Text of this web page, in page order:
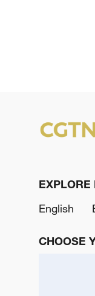
EXPLORE
English
CHOOSE